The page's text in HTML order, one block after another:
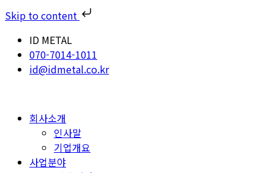
Skip to content
ID METAL
070-7014-1011
id@idmetal.co.kr
회사소개
인사말
기업개요
사업분야